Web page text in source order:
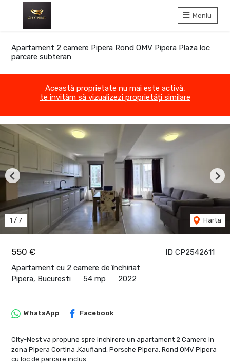
Meniu
Apartament 2 camere Pipera Rond OMV Pipera Plaza loc
parcare subteran
Această proprietate nu mai este activă,
te invităm să vizualizezi proprietăți similare
ID CP2542611
550 €
Apartament cu 2 camere de închiriat
Pipera, Bucuresti
54 mp 2022
1 / 7 Harta
Previous
WhatsApp Facebook
City-Nest va propune spre inchirere un apartament 2 Camere in
zona Pipera Cortina ,Kaufland, Porsche Pipera, Rond OMV Pipera
cu loc de parcare inclus